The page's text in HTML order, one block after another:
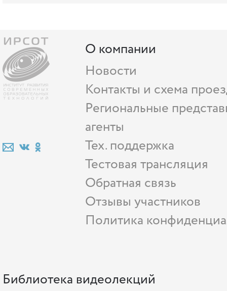
О компании
Новости
Контакты и схема
Региональные
агенты
Тех. поддержка
Тестовая трансляция
Обратная связь
Отзывы участников
Политика
Библиотека видеолекций